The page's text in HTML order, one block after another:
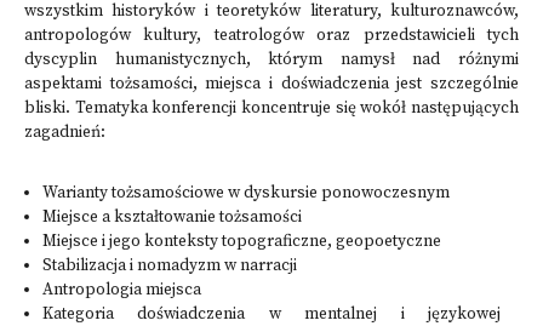
wszystkim historyków i teoretyków literatury, kulturoznawców,
antropologów kultury, teatrologów oraz przedstawicieli tych
dyscyplin humanistycznych, którym namysł nad różnymi
aspektami tożsamości, miejsca i doświadczenia jest szczególnie
bliski. Tematyka konferencji koncentruje się wokół następujących
zagadnień:
Warianty tożsamościowe w dyskursie ponowoczesnym
Miejsce a kształtowanie tożsamości
Miejsce i jego konteksty topograficzne, geopoetyczne
Stabilizacja i nomadyzm w narracji
Antropologia miejsca
Kategoria doświadczenia w mentalnej i językowej